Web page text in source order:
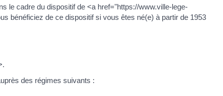
le cadre du dispositif de <a href="https://www.ville-lege-
bénéficiez de ce dispositif si vous êtes né(e) à partir de 1953
des régimes suivants :